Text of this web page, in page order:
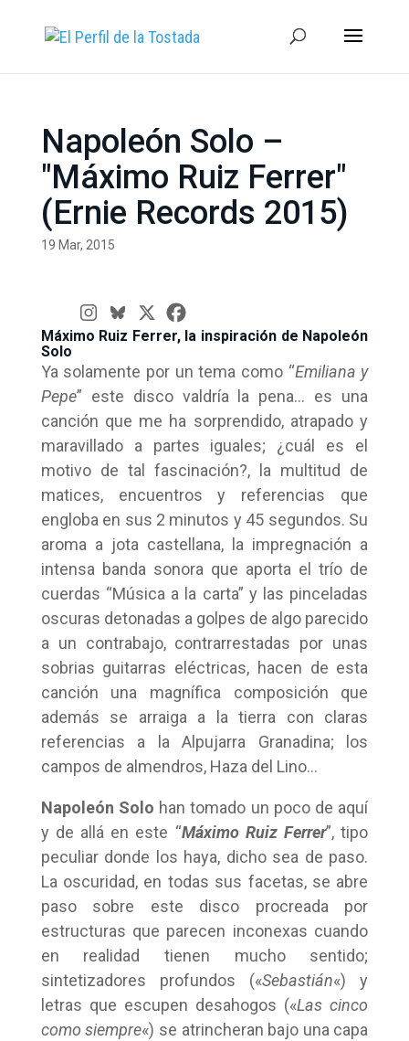
Napoleón Solo –
"Máximo Ruiz Ferrer"
(Ernie Records 2015)
19 Mar, 2015
Máximo Ruiz Ferrer, la inspiración de Napoleón
Solo
Ya solamente por un tema como “Emiliana y
Pepe” este disco valdría la pena… es una
canción que me ha sorprendido, atrapado y
maravillado a partes iguales; ¿cuál es el
motivo de tal fascinación?, la multitud de
matices, encuentros y referencias que
engloba en sus 2 minutos y 45 segundos. Su
aroma a jota castellana, la impregnación a
intensa banda sonora que aporta el trío de
cuerdas “Música a la carta” y las pinceladas
oscuras detonadas a golpes de algo parecido
a un contrabajo, contrarrestadas por unas
sobrias guitarras eléctricas, hacen de esta
canción una magnífica composición que
además se arraiga a la tierra con claras
referencias a la Alpujarra Granadina; los
campos de almendros, Haza del Lino…
Napoleón Solo han tomado un poco de aquí
y de allá en este “Máximo Ruiz Ferrer”, tipo
peculiar donde los haya, dicho sea de paso.
La oscuridad, en todas sus facetas, se abre
paso sobre este disco procreada por
estructuras que parecen inconexas cuando
en realidad tienen mucho sentido;
sintetizadores profundos («Sebastián«) y
letras que escupen desahogos («Las cinco
como siempre«) se atrincheran bajo una capa